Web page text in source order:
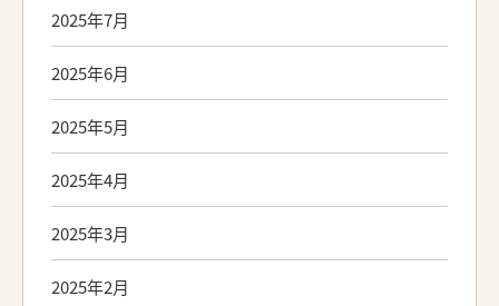
2025年7月
2025年6月
2025年5月
2025年4月
2025年3月
2025年2月